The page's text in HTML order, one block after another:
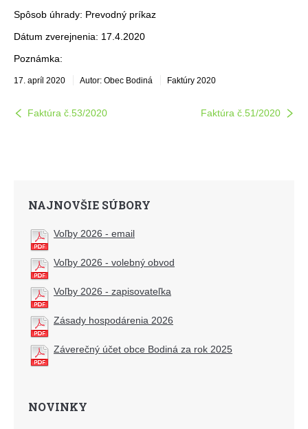
Spôsob úhrady: Prevodný príkaz
Dátum zverejnenia: 17.4.2020
Poznámka:
17. apríl 2020 Autor: Obec Bodiná Faktúry 2020
Faktúra č.53/2020 Faktúra č.51/2020
NAJNOVŠIE SÚBORY
Voľby 2026 - email
Voľby 2026 - volebný obvod
Voľby 2026 - zapisovateľka
Zásady hospodárenia 2026
Záverečný účet obce Bodiná za rok 2025
NOVINKY